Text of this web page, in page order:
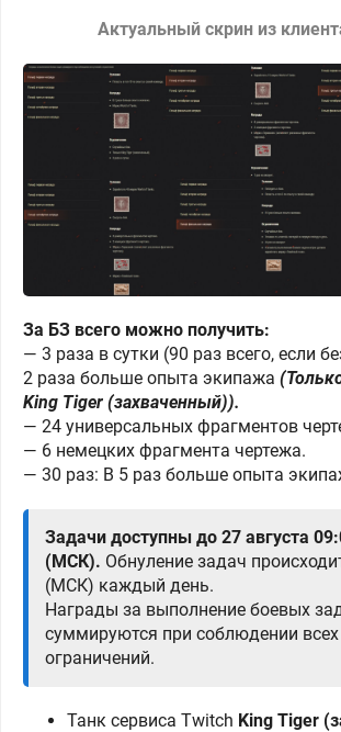
Актуальный скрин из
За БЗ всего можно получить:
— 3 раза в сутки (90 раз всего, если
2 раза больше опыта экипажа
King Tiger (захваченный)).
— 24 универсальных фрагментов
— 6 немецких фрагмента чертежа.
— 30 раз: В 5 раз больше опыта
Задачи доступны до 27 августа
(МСК). Обнуление задач
(МСК) каждый день.
Награды за выполнение боевых
суммируются при соблюдении всех
ограничений.
Танк сервиса Twitch King Tiger